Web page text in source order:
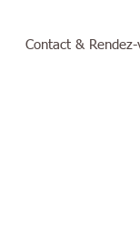
Contact & Rendez-